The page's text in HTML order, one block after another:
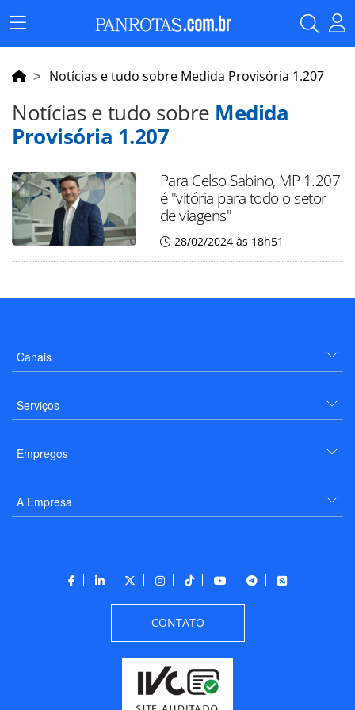
Menu
Principal
Notícias e tudo sobre Medida Provisória 1.207
Notícias e tudo sobre Medida
Provisória 1.207
Para Celso Sabino, MP 1.207
é "vitória para todo o setor
de viagens"
28/02/2024 às 18h51
Canais
Serviços
Empregos
A Empresa
CONTATO